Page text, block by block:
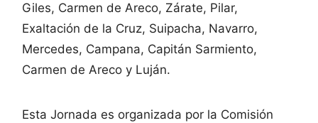
Giles, Carmen de Areco, Zárate, Pilar,
Exaltación de la Cruz, Suipacha, Navarro,
Mercedes, Campana, Capitán Sarmiento,
Carmen de Areco y Luján.
Esta Jornada es organizada por la Comisión